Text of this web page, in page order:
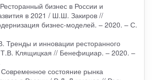
бизнес в России и
в 2021 / Ш.Ш. Закиров //
бизнес-моделей. – 2020. – С.
Тренды и инновации ресторанного
Т.В. Клящицкая // Бенефициар. – 2020. –
состояние рынка